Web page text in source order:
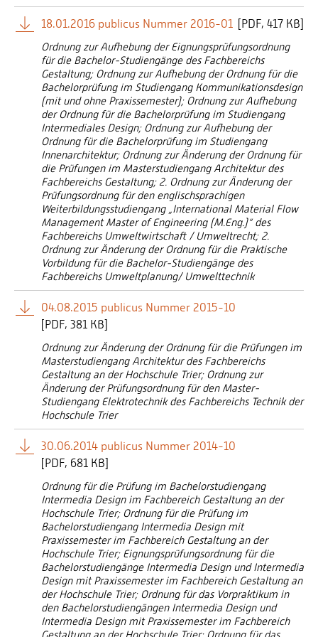
18.01.2016 publicus Nummer 2016-01 PDF 417 KB]
Ordnung zur Aufhebung der Eignungsprüfungsordnung
für die Bachelor-Studiengänge des Fachbereichs
Gestaltung; Ordnung zur Aufhebung der Ordnung für die
Bachelorprüfung im Studiengang Kommunikationsdesign
(mit und ohne Praxissemester); Ordnung zur Aufhebung
der Ordnung für die Bachelorprüfung im Studiengang
Intermediales Design; Ordnung zur Aufhebung der
Ordnung für die Bachelorprüfung im Studiengang
Innenarchitektur; Ordnung zur Änderung der Ordnung für
die Prüfungen im Masterstudiengang Architektur des
Fachbereichs Gestaltung; 2. Ordnung zur Änderung der
Prüfungsordnung für den englischsprachigen
Weiterbildungsstudiengang „International Material Flow
Management Master of Engineering (M.Eng.)“ des
Fachbereichs Umweltwirtschaft / Umweltrecht; 2.
Ordnung zur Änderung der Ordnung für die Praktische
Vorbildung für die Bachelor-Studiengänge des
Fachbereichs Umweltplanung/ Umwelttechnik
04.08.2015 publicus Nummer 2015-10
PDF 381 KB]
Ordnung zur Änderung der Ordnung für die Prüfungen im
Masterstudiengang Architektur des Fachbereichs
Gestaltung an der Hochschule Trier; Ordnung zur
Änderung der Prüfungsordnung für den Master-
Studiengang Elektrotechnik des Fachbereichs Technik der
Hochschule Trier
30.06.2014 publicus Nummer 2014-10
PDF 681 KB]
Ordnung für die Prüfung im Bachelorstudiengang
Intermedia Design im Fachbereich Gestaltung an der
Hochschule Trier; Ordnung für die Prüfung im
Bachelorstudiengang Intermedia Design mit
Praxissemester im Fachbereich Gestaltung an der
Hochschule Trier; Eignungsprüfungsordnung für die
Bachelorstudiengänge Intermedia Design und Intermedia
Design mit Praxissemester im Fachbereich Gestaltung an
der Hochschule Trier; Ordnung für das Vorpraktikum in
den Bachelorstudiengängen Intermedia Design und
Intermedia Design mit Praxissemester im Fachbereich